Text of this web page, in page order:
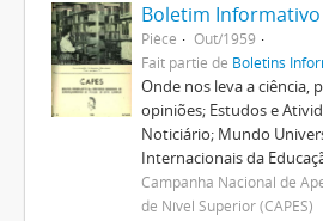
Boletim Informativo
Pièce
Out/1959
Fait partie de Boletins
Onde nos leva a ciência,
opiniões; Estudos e
Noticiário; Mundo
Internacionais da
Campanha Nacional de
de Nível Superior (CAPES)